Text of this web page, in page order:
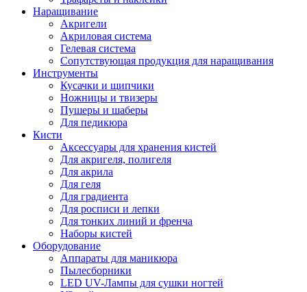
Наращивание
Акригели
Акриловая система
Гелевая система
Сопутствующая продукция для наращивания
Инструменты
Кусачки и щипчики
Ножницы и твизеры
Пушеры и шаберы
Для педикюра
Кисти
Аксессуары для хранения кистей
Для акригеля, полигеля
Для акрила
Для геля
Для градиента
Для росписи и лепки
Для тонких линий и френча
Наборы кистей
Оборудование
Аппараты для маникюра
Пылесборники
LED UV-Лампы для сушки ногтей